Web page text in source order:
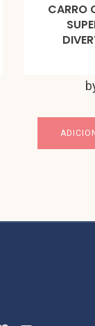
CARRO